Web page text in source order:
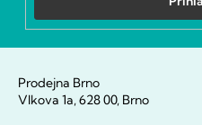
Prodejna Brno
Vlkova 1a, 628 00, Brno